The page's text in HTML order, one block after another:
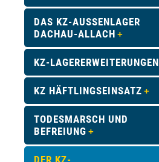
DAS KZ-AUSSENLAGER D
ACHAU-ALLACH
KZ-LAGERERWEITERUNGEN
KZ HÄFTLINGSEINSATZ
TODESMARSCH UND
BEFREIUNG
DER KZ-